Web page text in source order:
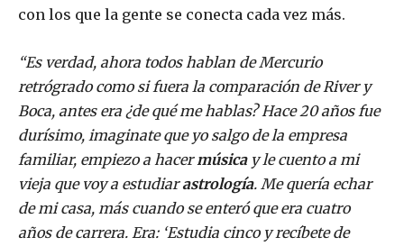
con los que la gente se conecta cada vez más.
“Es verdad, ahora todos hablan de Mercurio
retrógrado como si fuera la comparación de River y
Boca, antes era ¿de qué me hablas? Hace 20 años fue
durísimo, imaginate que yo salgo de la empresa
familiar, empiezo a hacer músicay le cuento a mi
vieja que voy a estudiarastrología. Me quería echar
de mi casa, más cuando se enteró que era cuatro
años de carrera. Era: ‘Estudia cinco y recíbete de